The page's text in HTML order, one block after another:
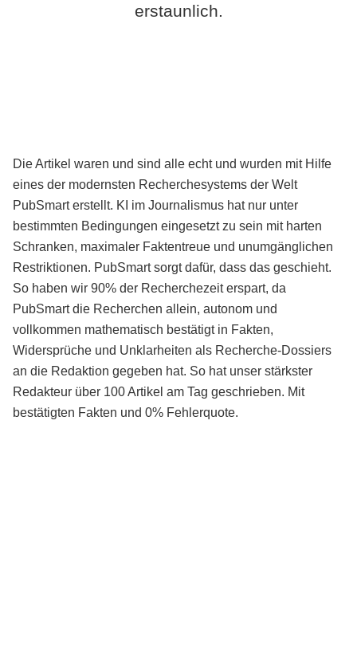
erstaunlich.
Die Artikel waren und sind alle echt und wurden mit Hilfe
eines der modernsten Recherchesystems der Welt
PubSmart erstellt. KI im Journalismus hat nur unter
bestimmten Bedingungen eingesetzt zu sein mit harten
Schranken, maximaler Faktentreue und unumgänglichen
Restriktionen. PubSmart sorgt dafür, dass das geschieht.
So haben wir 90% der Recherchezeit erspart, da
PubSmart die Recherchen allein, autonom und
vollkommen mathematisch bestätigt in Fakten,
Widersprüche und Unklarheiten als Recherche-Dossiers
an die Redaktion gegeben hat. So hat unser stärkster
Redakteur über 100 Artikel am Tag geschrieben. Mit
bestätigten Fakten und 0% Fehlerquote.